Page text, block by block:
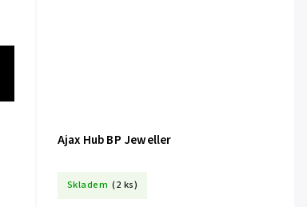
Ajax Hub BP Jeweller
Skladem (2 ks)